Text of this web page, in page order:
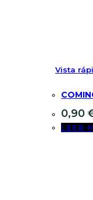
Vista
0,90
LEER